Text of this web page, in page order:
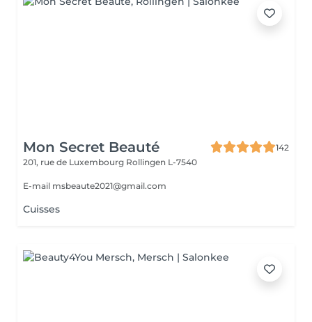
Mon Secret Beauté
142
201, rue de Luxembourg Rollingen L-7540
E-mail msbeaute2021@gmail.com
Cuisses